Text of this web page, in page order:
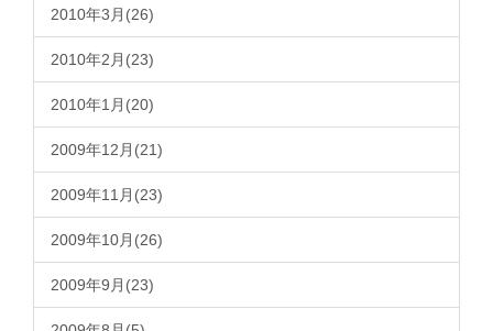
2010年3月(26)
2010年2月(23)
2010年1月(20)
2009年12月(21)
2009年11月(23)
2009年10月(26)
2009年9月(23)